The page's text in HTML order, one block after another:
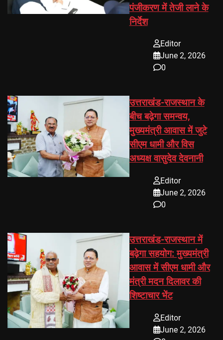
पंजीकरण में तेजी लाने के
निर्देश
Editor
June 2, 2026
0
उत्तराखंड-राजस्थान के
बीच बढ़ेगा समन्वय,
मुख्यमंत्री आवास में जुटे
सीएम धामी और विस
अध्यक्ष वासुदेव देवनानी
Editor
June 2, 2026
0
उत्तराखंड-राजस्थान में
बढ़ेगा सहयोग: मुख्यमंत्री
आवास में सीएम धामी और
मंत्री मदन दिलावर की
शिष्टाचार भेंट
Editor
June 2, 2026